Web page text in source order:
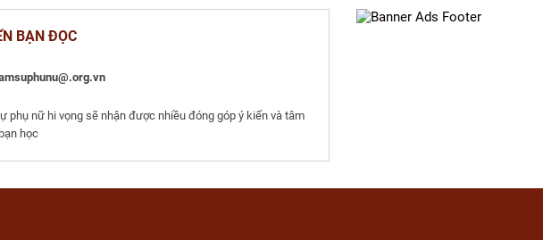
BẠN ĐỌC
phụ nữ hi vọng sẽ nhận được nhiều đóng góp ý kiến và tâm
học